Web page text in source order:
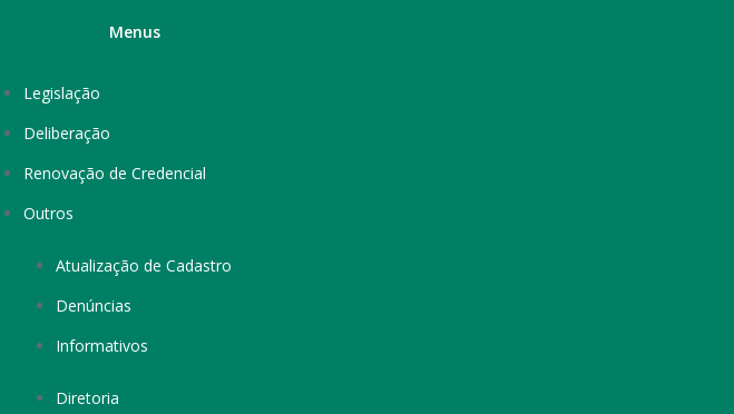
Menus
Legislação
Deliberação
Renovação de Credencial
Outros
Atualização de Cadastro
Denúncias
Informativos
Diretoria